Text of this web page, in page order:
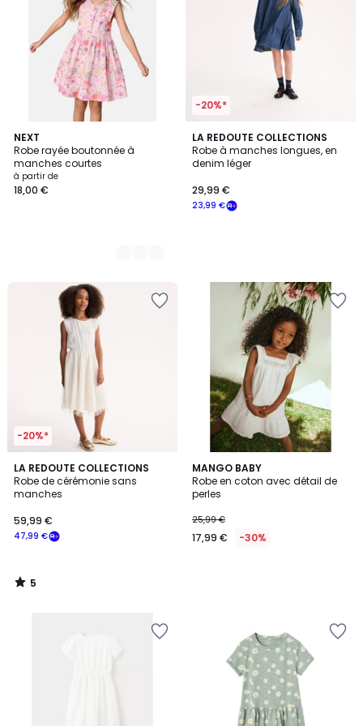
NEXT
Robe rayée boutonnée à
manches courtes
à partir de
18,00 €
3
Couleurs
-20%*
LA REDOUTE COLLECTIONS
Robe à manches longues, en
denim léger
23,99 €
29,99 €
-20%*
LA REDOUTE COLLECTIONS
Robe de cérémonie sans
manches
47,99 €
59,99 €
5
/
5
5
/
MANGO BABY
Robe en coton avec détail de
perles
25,99 €
17,99 € -30%